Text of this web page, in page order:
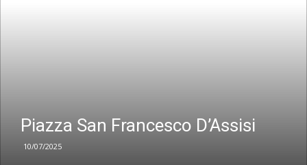
Piazza San Francesco D’Assisi
10/07/2025